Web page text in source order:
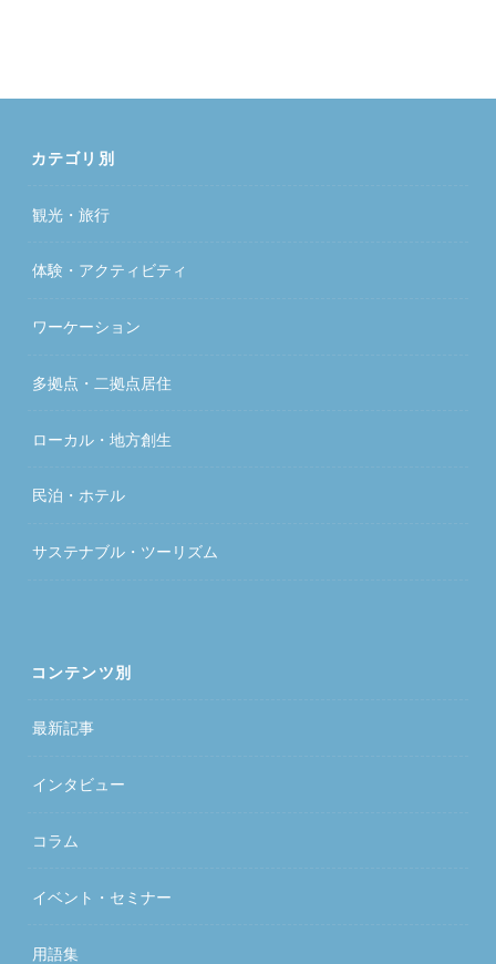
カテゴリ別
観光・旅行
体験・アクティビティ
ワーケーション
多拠点・二拠点居住
ローカル・地方創生
民泊・ホテル
サステナブル・ツーリズム
コンテンツ別
最新記事
インタビュー
コラム
イベント・セミナー
用語集